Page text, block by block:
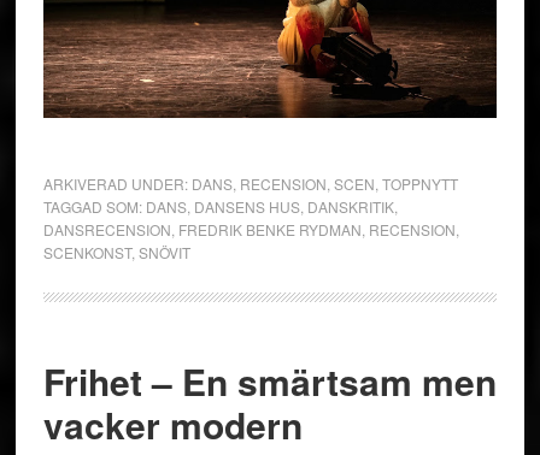
ARKIVERAD UNDER: DANS, RECENSION SCEN TOPPNYTT
TAGGAD SOM: DANS, DANSENS HUS, DANSKRITIK,
DANSRECENSION FREDRIK BENKE RYDMAN RECENSION
SCENKONST, SNÖVIT
Frihet – En smärtsam men
vacker modern